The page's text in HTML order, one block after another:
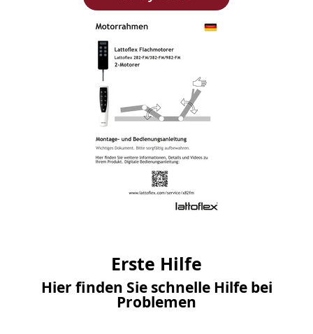
Erste Hilfe
Hier finden Sie schnelle Hilfe bei
Problemen